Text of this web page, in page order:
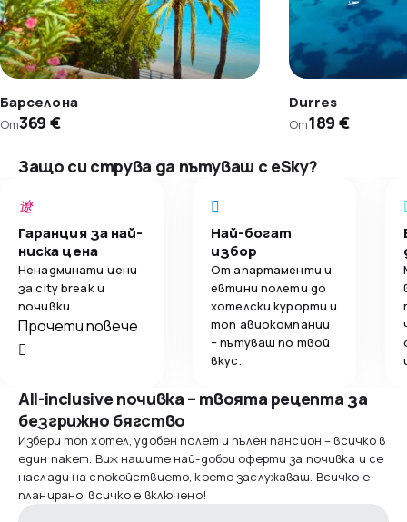
Барселона
От369 €
Durres
От189 €
Защо си струва да пътуваш с eSky?
Гаранция за най-
ниска цена
Ненадминати цени
за city break и
почивки.
Прочети повече
Най-богат
избор
От апартаменти и
евтини полети до
хотелски курорти и
топ авиокомпании
– пътуваш по твой
вкус.
All-inclusive почивка – твоята рецепта за
безгрижно бягство
Избери топ хотел, удобен полет и пълен пансион – всичко в
един пакет. Виж нашите най-добри оферти за почивка и се
наслади на спокойствието, което заслужаваш. Всичко е
планирано, всичко е включено!